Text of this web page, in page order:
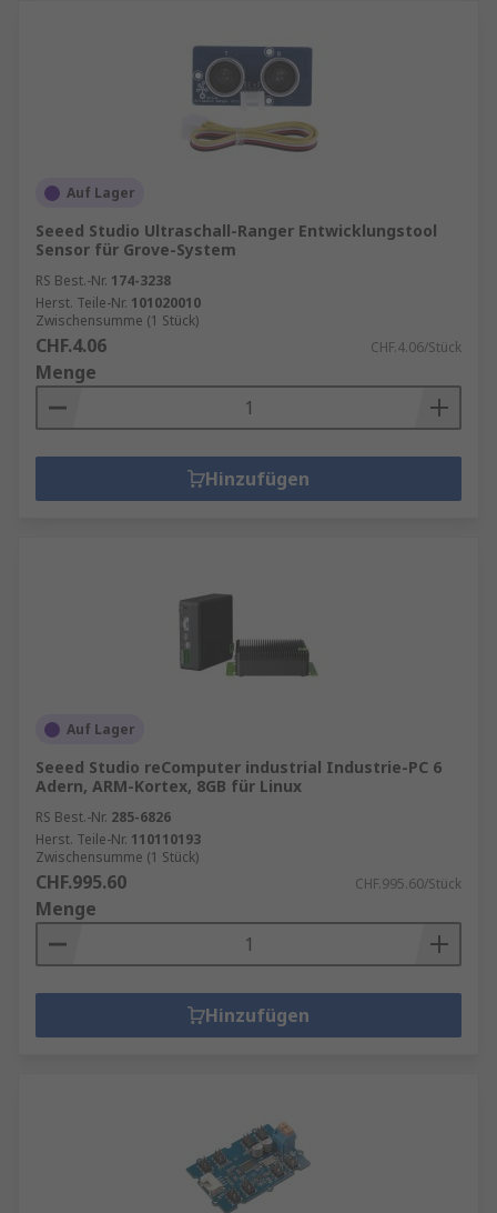
Auf Lager
Seeed Studio Ultraschall-Ranger Entwicklungstool
Sensor für Grove-System
RS Best.-Nr. 174-3238
Herst. Teile-Nr. 101020010
Zwischensumme (1 Stück)
CHF.4.06 CHF.4.06/Stück
Menge
Hinzufügen
Auf Lager
Seeed Studio reComputer industrial Industrie-PC 6
Adern, ARM-Kortex, 8GB für Linux
RS Best.-Nr. 285-6826
Herst. Teile-Nr. 110110193
Zwischensumme (1 Stück)
CHF.995.60 CHF.995.60/Stück
Menge
Hinzufügen